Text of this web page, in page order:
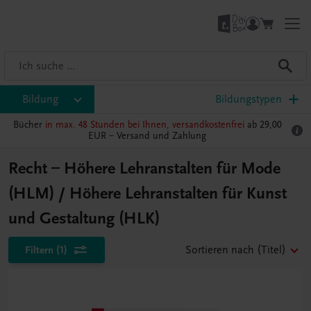
Bildung Bildungstypen
Bücher in max. 48 Stunden bei Ihnen, versandkostenfrei ab 29,00
EUR – Versand und Zahlung
Recht – Höhere Lehranstalten für Mode
(HLM) / Höhere Lehranstalten für Kunst
und Gestaltung (HLK)
Filtern (1) Sortieren nach (Titel)